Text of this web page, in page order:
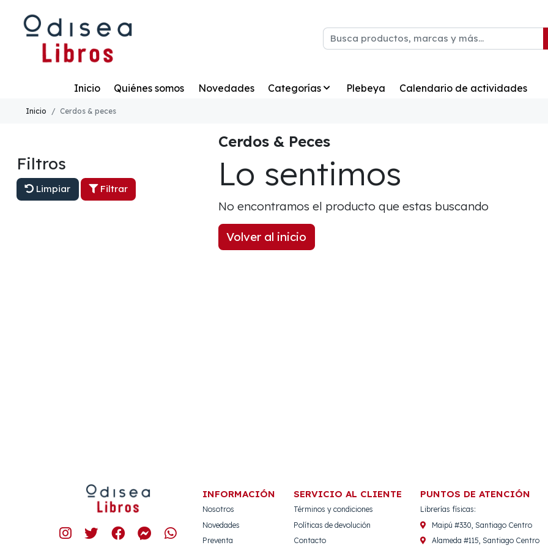
Inicio Quiénes somos Novedades Categorías Plebeya Calendario de actividades
Inicio Cerdos & peces
Cerdos & Peces
Filtros
Limpiar Filtrar Lo sentimos
No encontramos el producto que estas buscando
Volver al inicio
INFORMACIÓN
Nosotros
Novedades
Preventa
SERVICIO AL CLIENTE
Términos y condiciones
Políticas de devolución
Contacto
PUNTOS DE ATENCIÓN
Librerías físicas:
Maipú #330, Santiago Centro
Alameda #115, Santiago Centro